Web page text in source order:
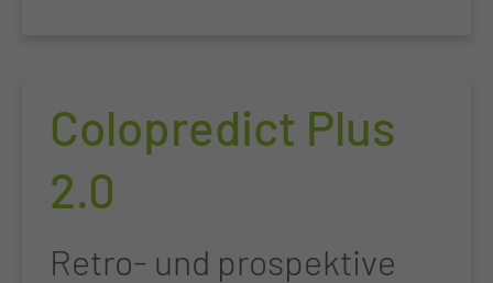
Colopredict Plus
2.0
Retro- und prospektive